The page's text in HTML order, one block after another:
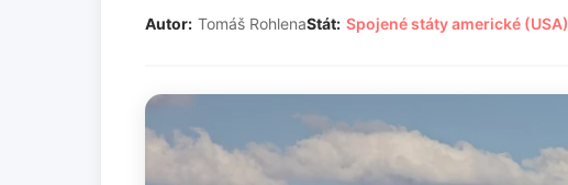
Autor: Tomáš RohlenaStát: Spojené státy americké (USA)